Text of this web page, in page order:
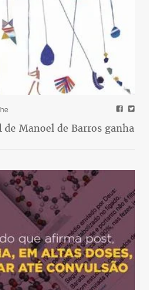
Manoel de Barros ganha